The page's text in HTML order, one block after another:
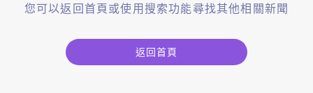
您可以返回首頁或使用搜索功能尋找其他相關新聞
返回首頁